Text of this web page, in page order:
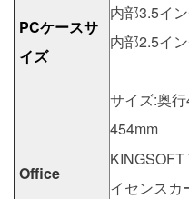
PCケースサ
イズ
内部3.5イ
内部2.5イ
サイズ:奥
454mm
Office
イセンスカ